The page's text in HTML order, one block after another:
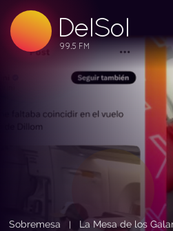
DelSol
99.5 FM
99.5 FM
99.5 FM
Sobremesa La Mesa de los